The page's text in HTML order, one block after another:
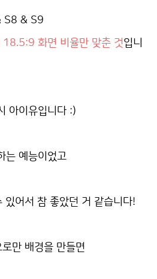
S8 & S9
화면 비율만 맞춘 것입니
아이유입니다 :)
는 예능이었고
있어서 참 좋았던 거 같습니다!
만 배경을 만들면